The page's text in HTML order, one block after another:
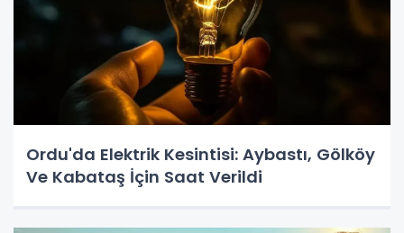
Ordu'da Elektrik Kesintisi: Aybastı, Gölköy
Ve Kabataş İçin Saat Verildi